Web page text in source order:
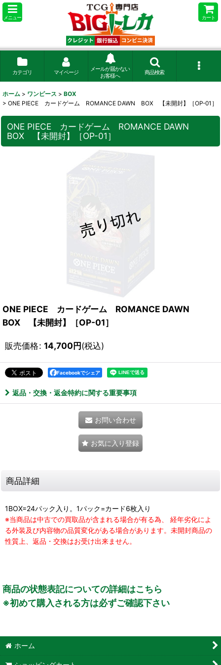
メニュー カート
カテゴリ マイページ
メールが届かない
お客様へ
商品検索
ホーム > ワンピース > BOX
> ONE PIECE カードゲーム ROMANCE DAWN BOX 【未開封】［OP-01］
ONE PIECE カードゲーム ROMANCE DAWN
BOX 【未開封】［OP-01］
ONE PIECE カードゲーム ROMANCE DAWN
BOX 【未開封】［OP-01］
販売価格: 14,700円(税込)
Facebookでシェア
返品・交換・返金特約に関する重要事項
お問い合わせ
お気に入り登録
商品詳細
1BOX=24パック入り。1パック=カード6枚入り
※当商品は中古での買取品が含まれる場合が有る為、 経年劣化によ
る外装及び内容物の品質変化がある場合があります。未開封商品の
性質上、返品・交換はお受け出来ません。
商品の状態表記についての詳細はこちら
※初めて購入される方は必ずご確認下さい
ホーム